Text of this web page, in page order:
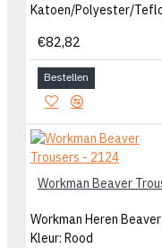
€82,82
Bestellen
Kleur: Rood